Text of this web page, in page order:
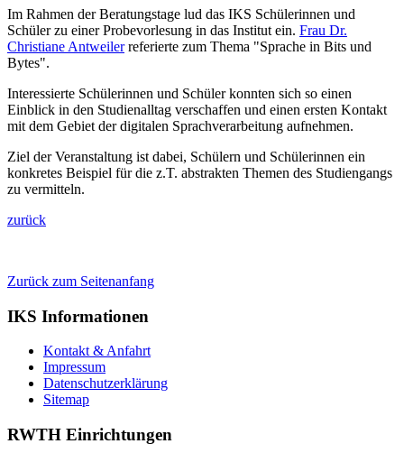
Im Rahmen der Beratungstage lud das IKS Schülerinnen und
Schüler zu einer Probevorlesung in das Institut ein. Frau Dr.
Christiane Antweilerreferierte zum Thema "Sprache in Bits und
Bytes".
Interessierte Schülerinnen und Schüler konnten sich so einen
Einblick in den Studienalltag verschaffen und einen ersten Kontakt
mit dem Gebiet der digitalen Sprachverarbeitung aufnehmen.
Ziel der Veranstaltung ist dabei, Schülern und Schülerinnen ein
konkretes Beispiel für die z.T. abstrakten Themen des Studiengangs
zu vermitteln.
zurück
Zurück zum Seitenanfang
IKS Informationen
Kontakt & Anfahrt
Impressum
Datenschutzerklärung
Sitemap
RWTH Einrichtungen